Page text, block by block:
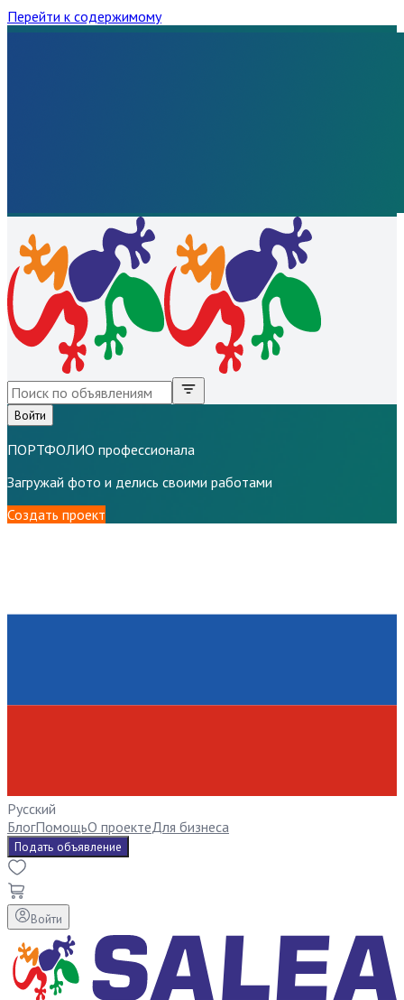
Перейти к содержимому
Войти
ПОРТФОЛИО профессионала
Загружай фото и делись своими работами
Создать проект
Русский
БлогПомощьО проектеДля бизнеса
Подать объявление
Войти